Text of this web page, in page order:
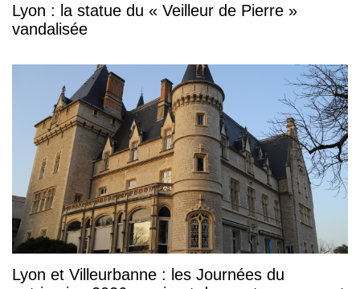
Lyon : la statue du « Veilleur de Pierre »
vandalisée
Lyon et Villeurbanne : les Journées du